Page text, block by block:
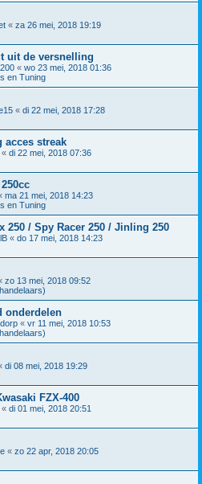
« za 26 mei, 2018 19:19
uit de versnelling
« wo 23 mei, 2018 01:36
en Tuning
« di 22 mei, 2018 17:28
acces streak
« di 22 mei, 2018 07:36
ma 21 mei, 2018 14:23
en Tuning
250 / Spy Racer 250 / Jinling 250
« do 17 mei, 2018 14:23
zo 13 mei, 2018 09:52
onderdelen
« vr 11 mei, 2018 10:53
di 08 mei, 2018 19:29
FZX-400
« di 01 mei, 2018 20:51
« zo 22 apr, 2018 20:05